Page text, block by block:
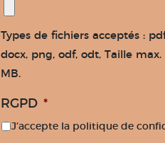
Types de fichiers acceptés :
docx, png, odf, odt, Taille
MB.
RGPD *
J’accepte la politique de